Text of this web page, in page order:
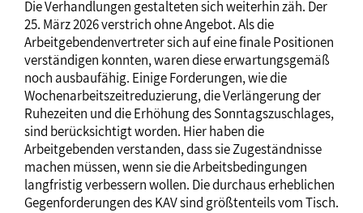
Die Verhandlungen gestalteten sich weiterhin zäh. Der
25. März 2026 verstrich ohne Angebot. Als die
Arbeitgebendenvertreter sich auf eine finale Positionen
verständigen konnten, waren diese erwartungsgemäß
noch ausbaufähig. Einige Forderungen, wie die
Wochenarbeitszeitreduzierung, die Verlängerung der
Ruhezeiten und die Erhöhung des Sonntagszuschlages,
sind berücksichtigt worden. Hier haben die
Arbeitgebenden verstanden, dass sie Zugeständnisse
machen müssen, wenn sie die Arbeitsbedingungen
langfristig verbessern wollen. Die durchaus erheblichen
Gegenforderungen des KAV sind größtenteils vom Tisch.